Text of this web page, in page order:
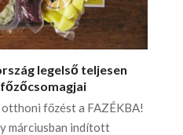
legelső teljesen
főzést a FAZÉKBA!
márciusban indított